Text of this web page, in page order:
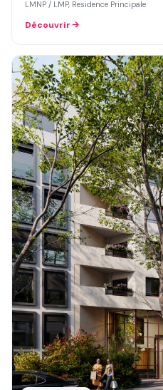
LMNP / LMP, Residence Principale
Découvrir